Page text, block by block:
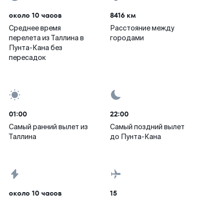
около 10 часов
Среднее время
перелета из Таллина в
Пунта-Кана без
пересадок
8416 км
Расстояние между
городами
01:00
Самый ранний вылет из
Таллина
22:00
Самый поздний вылет
до Пунта-Кана
около 10 часов 15